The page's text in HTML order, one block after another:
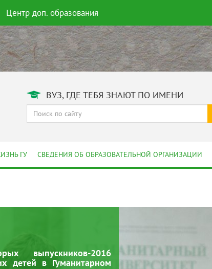
Центр доп. образования
ВУЗ, ГДЕ ТЕБЯ ЗНАЮТ ПО ИМЕНИ
ГУ СВЕДЕНИЯ ОБ ОБРАЗОВАТЕЛЬНОЙ ОРГАНИЗАЦИИ
выпускников-2016
детей в Гуманитарном